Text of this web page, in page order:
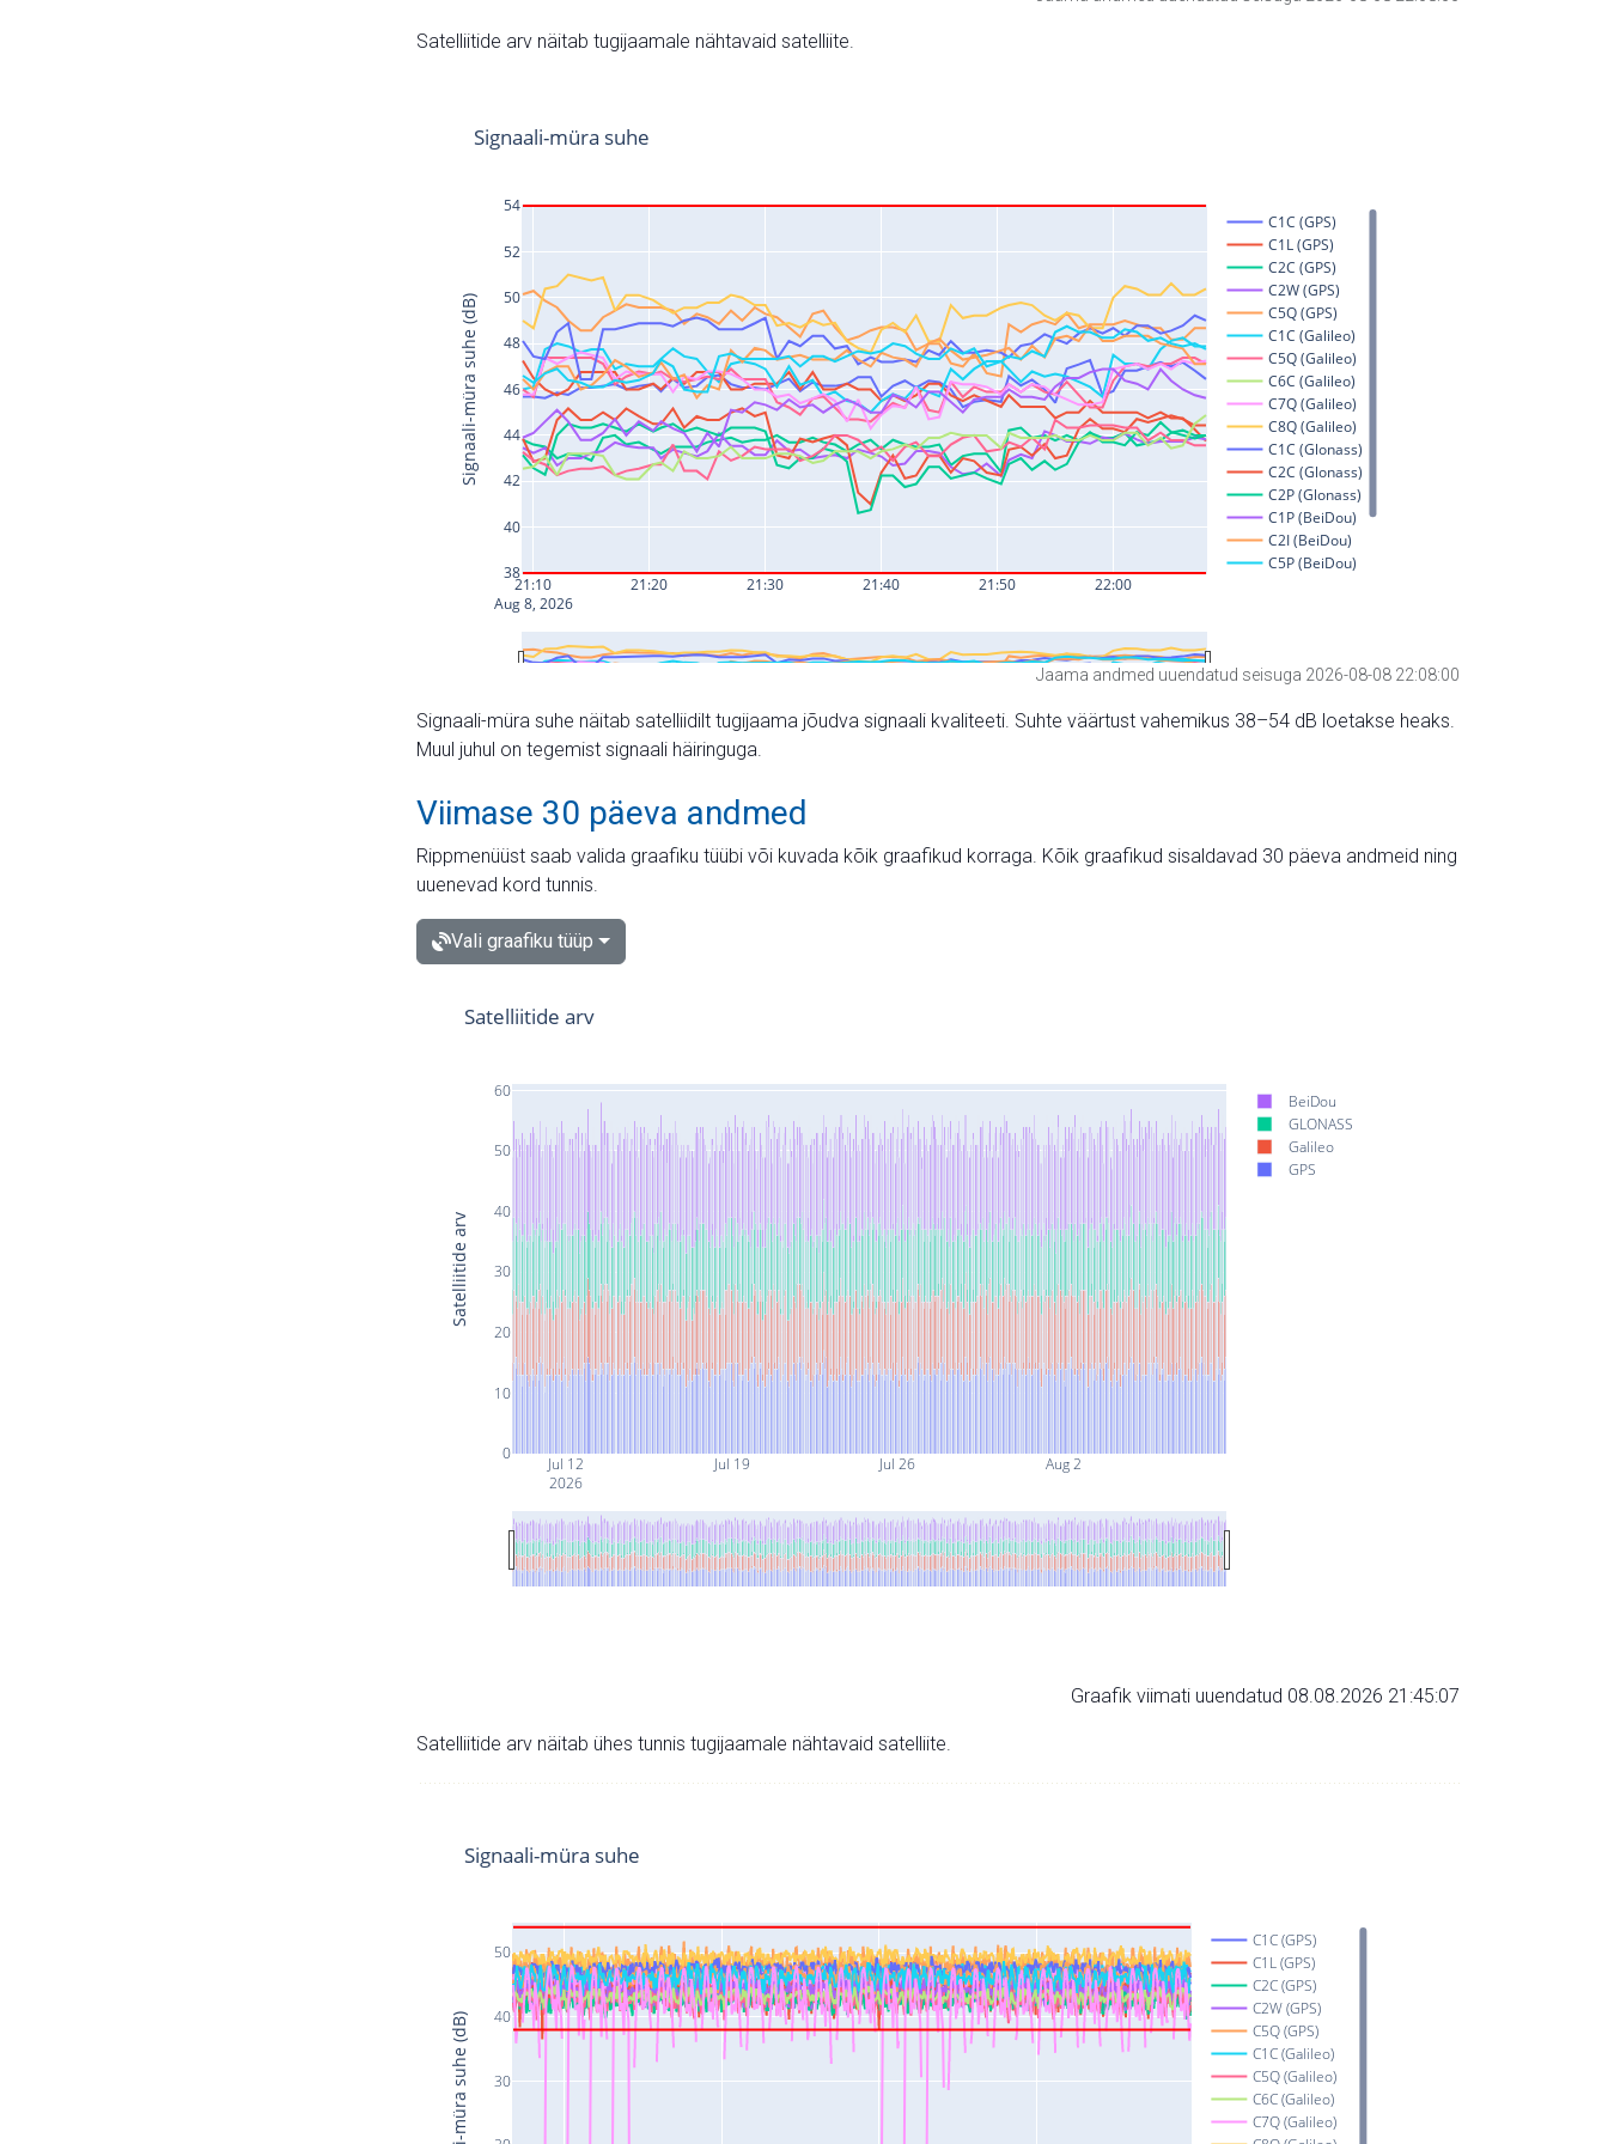
Satelliitide arv näitab tugijaamale nähtavaid satelliite.
Jaama andmed uuendatud seisuga 2026-08-08 22:08:00
Signaali-müra suhe näitab satelliidilt tugijaama jõudva signaali kvaliteeti. Suhte väärtust vahemikus 38–54 dB loetakse heaks.
Muul juhul on tegemist signaali häiringuga.
Viimase 30 päeva andmed
Rippmenüüst saab valida graafiku tüübi või kuvada kõik graafikud korraga. Kõik graafikud sisaldavad 30 päeva andmeid ning
uuenevad kord tunnis.
Vali graafiku tüüp
Jul 12
2026
Jul 19 Jul 26 Aug 2
0
10
20
30
40
50
60
BeiDou
GLONASS
Galileo
GPS
Satelliitide arv
Satelliitide arv
Graafik viimati uuendatud 08.08.2026 21:45:07
Satelliitide arv näitab ühes tunnis tugijaamale nähtavaid satelliite.
30
40
50
C1C (GPS)
C1L (GPS)
C2C (GPS)
C2W (GPS)
C5Q (GPS)
C1C (Galileo)
C5Q (Galileo)
C6C (Galileo)
C7Q (Galileo)
Signaali-müra suhe